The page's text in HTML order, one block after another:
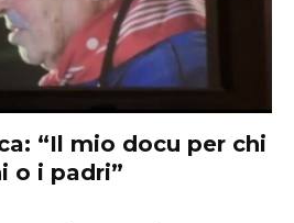
“Il mio docu per chi
o i padri”